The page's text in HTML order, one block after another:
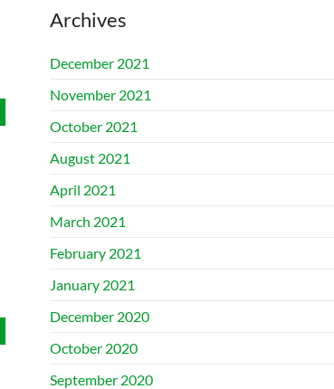
Archives
December 2021
November 2021
October 2021
August 2021
April 2021
March 2021
February 2021
January 2021
December 2020
October 2020
September 2020